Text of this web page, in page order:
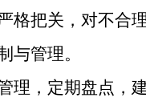
格把关，对不合
与管理。
理，定期盘点，